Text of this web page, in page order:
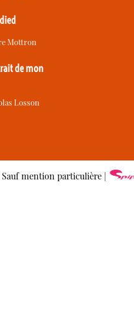
Mottron
de mon
Losson
mention particulière |